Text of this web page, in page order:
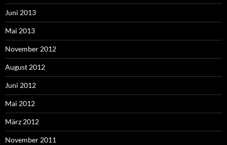
Juni 2013
Mai 2013
November 2012
August 2012
Juni 2012
Mai 2012
März 2012
November 2011